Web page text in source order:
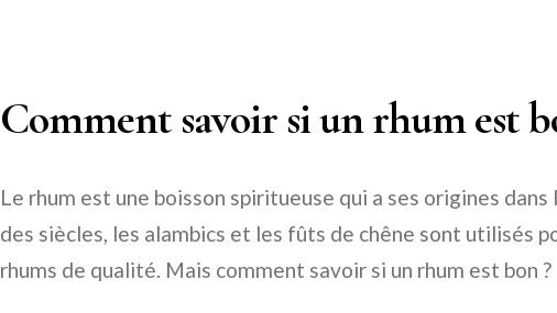
Comment savoir si un rhum est
Le rhum est une boisson spiritueuse qui a ses origines dans
des siècles, les alambics et les fûts de chêne sont utilisés
rhums de qualité. Mais comment savoir si un rhum est bon ?